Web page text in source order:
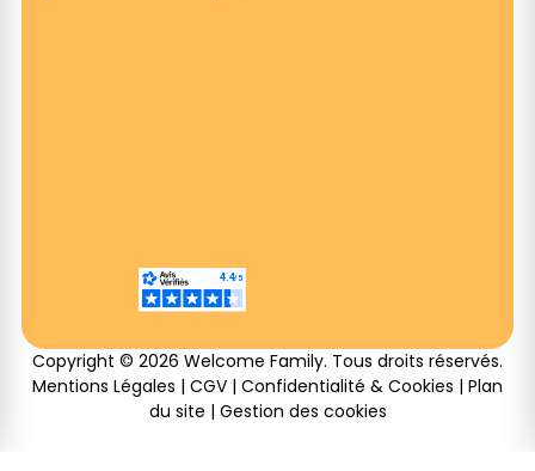
Copyright © 2026 Welcome Family. Tous droits réservés.
Mentions Légales | CGV | Confidentialité & Cookies | Plan
du site | Gestion des cookies